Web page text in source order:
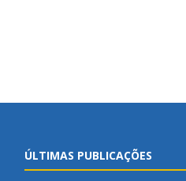
ÚLTIMAS PUBLICAÇÕES